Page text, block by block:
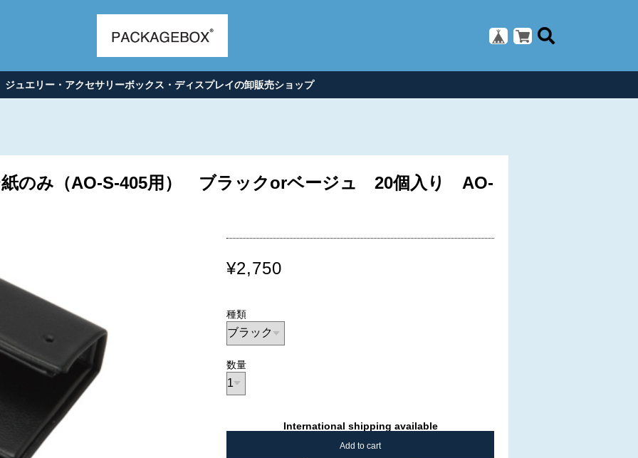
ジュエリー・アクセサリーボックス・ディスプレイの卸販売ショップ
紙のみ（AO-S-405用） ブラックorベージュ 20個入り AO-
¥2,750
種類
数量
International shipping available
Add to cart